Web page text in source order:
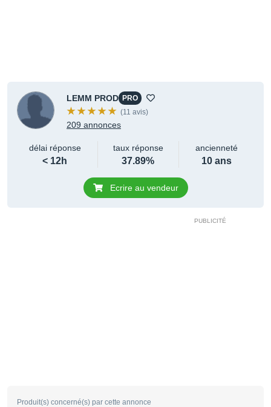
LEMM PROD PRO
(11 avis)
209 annonces
délai réponse
< 12h
taux réponse
37.89%
ancienneté
10 ans
Ecrire au vendeur
Produit(s) concerné(s) par cette annonce